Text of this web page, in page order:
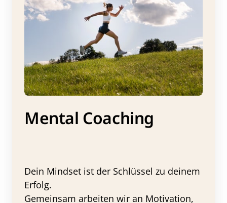
Mental Coaching
Dein Mindset ist der Schlüssel zu deinem
Erfolg.
Gemeinsam arbeiten wir an Motivation,